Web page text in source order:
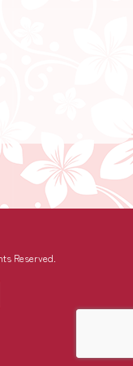
Reserved.